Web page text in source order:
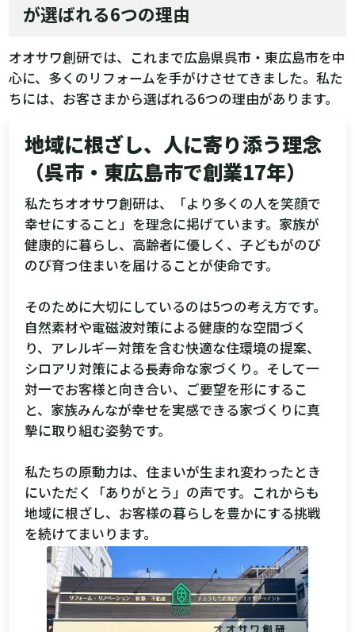
が選ばれる6つの理由
オオサワ創研では、これまで広島県呉市・東広島市を中
心に、多くのリフォームを手がけさせてきました。私た
ちには、お客さまから選ばれる6つの理由があります。
地域に根ざし、人に寄り添う理念
（呉市・東広島市で創業17年）
私たちオオサワ創研は、「より多くの人を笑顔で
幸せにすること」を理念に掲げています。家族が
健康的に暮らし、高齢者に優しく、子どもがのび
のび育つ住まいを届けることが使命です。
そのために大切にしているのは5つの考え方です。
自然素材や電磁波対策による健康的な空間づく
り、アレルギー対策を含む快適な住環境の提案、
シロアリ対策による長寿命な家づくり。そして一
対一でお客様と向き合い、ご要望を形にするこ
と、家族みんなが幸せを実感できる家づくりに真
摯に取り組む姿勢です。
私たちの原動力は、住まいが生まれ変わったとき
にいただく「ありがとう」の声です。これからも
地域に根ざし、お客様の暮らしを豊かにする挑戦
を続けてまいります。